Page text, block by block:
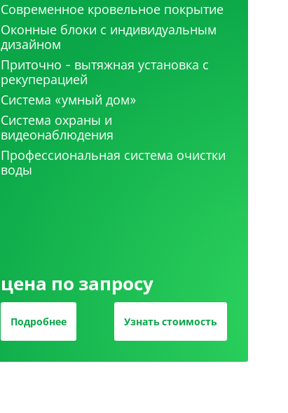
Современное кровельное покрытие
Оконные блоки с индивидуальным
дизайном
Приточно - вытяжная установка с
рекуперацией
Система «умный дом»
Система охраны и
видеонаблюдения
Профессиональная система очистки
воды
цена по запросу
Подробнее Узнать стоимость